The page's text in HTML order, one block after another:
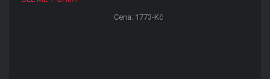
Cena: 1773-Kč